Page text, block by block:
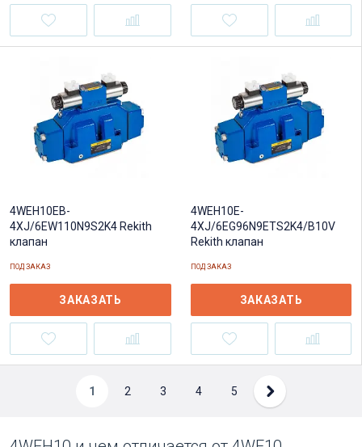
4WEH10EB-
4XJ/6EW110N9S2K4 Rekith
клапан
ПОД ЗАКАЗ
ЗАКАЗАТЬ
4WEH10E-
4XJ/6EG96N9ETS2K4/B10V
Rekith клапан
ПОД ЗАКАЗ
ЗАКАЗАТЬ
1 2 3 4 5